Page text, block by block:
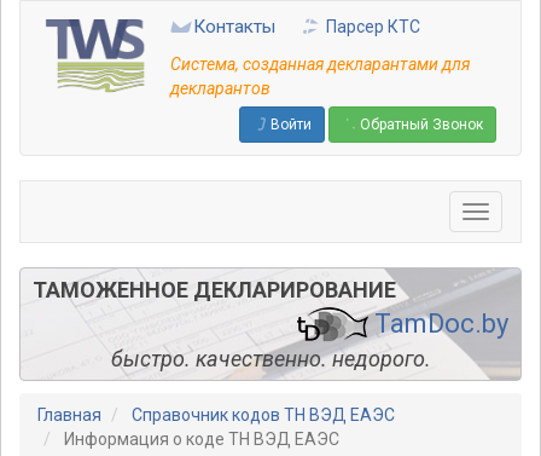
основному
содержанию
Контакты
Парсер КТС
Система, созданная декларантами для
декларантов
Войти Обратный Звонок
ТАМОЖЕННОЕ ДЕКЛАРИРОВАНИЕ
TamDoc.by
быстро. качественно. недорого.
Главная
Справочник кодов ТН ВЭД ЕАЭС
Информация о коде ТН ВЭД ЕАЭС